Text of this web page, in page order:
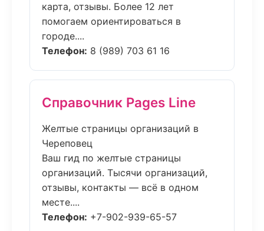
карта, отзывы. Более 12 лет
помогаем ориентироваться в
городе....
Телефон: 8 (989) 703 61 16
Справочник Pages Line
Желтые страницы организаций в
Череповец
Ваш гид по желтые страницы
организаций. Тысячи организаций,
отзывы, контакты — всё в одном
месте....
Телефон: +7-902-939-65-57